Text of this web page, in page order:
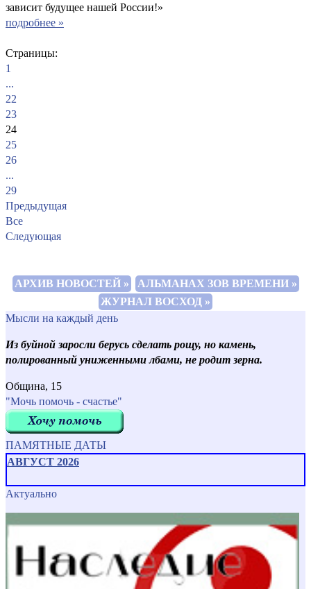
зависит будущее нашей России!»
подробнее »
Страницы:
1
...
22
23
24
25
26
...
29
Предыдущая
Все
Следующая
АРХИВ НОВОСТЕЙ »
АЛЬМАНАХ ЗОВ ВРЕМЕНИ »
ЖУРНАЛ ВОСХОД »
Мысли на каждый день
Из буйной заросли берусь сделать рощу, но камень,
полированный униженными лбами, не родит зерна.
Община, 15
"Мочь помочь - счастье"
ПАМЯТНЫЕ ДАТЫ
АВГУСТ 2026
Актуально